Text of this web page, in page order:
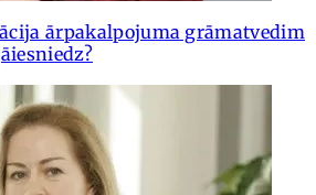
ārpakalpojuma grāmatvedim